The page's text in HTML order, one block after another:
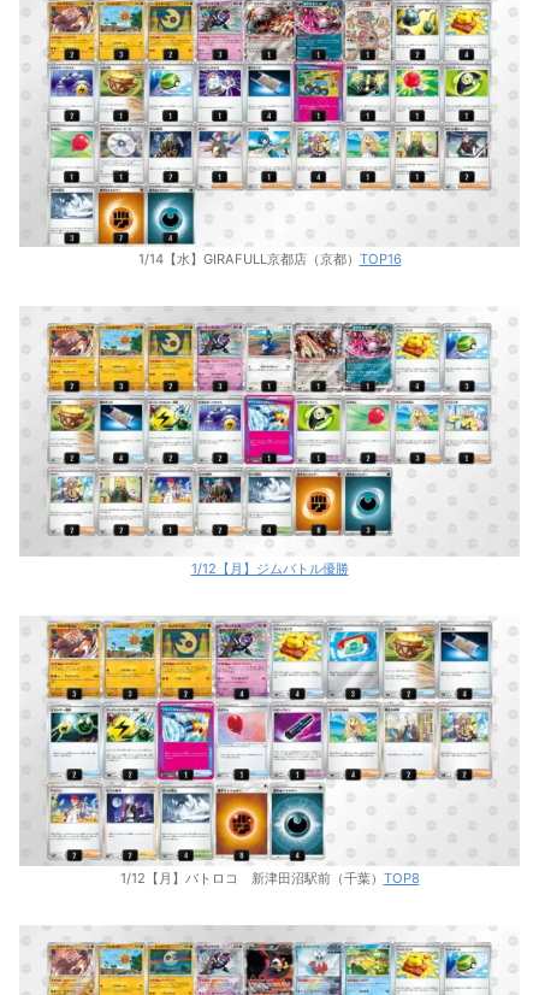
1/14【水】GIRAFULL京都店（京都） TOP16
1/12【月】ジムバトル優勝
1/12【月】バトロコ 新津田沼駅前（千葉） TOP8